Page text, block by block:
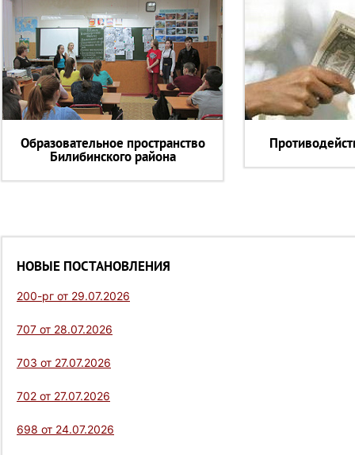
Образовательное пространство
Билибинского района
НОВЫЕ ПОСТАНОВЛЕНИЯ
200-рг от 29.07.2026
707 от 28.07.2026
703 от 27.07.2026
702 от 27.07.2026
698 от 24.07.2026